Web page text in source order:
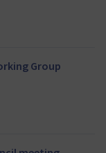
Group